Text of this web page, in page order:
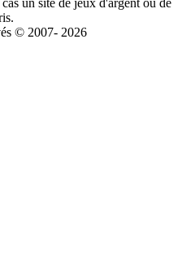
un site de jeux d'argent ou de
© 2007- 2026